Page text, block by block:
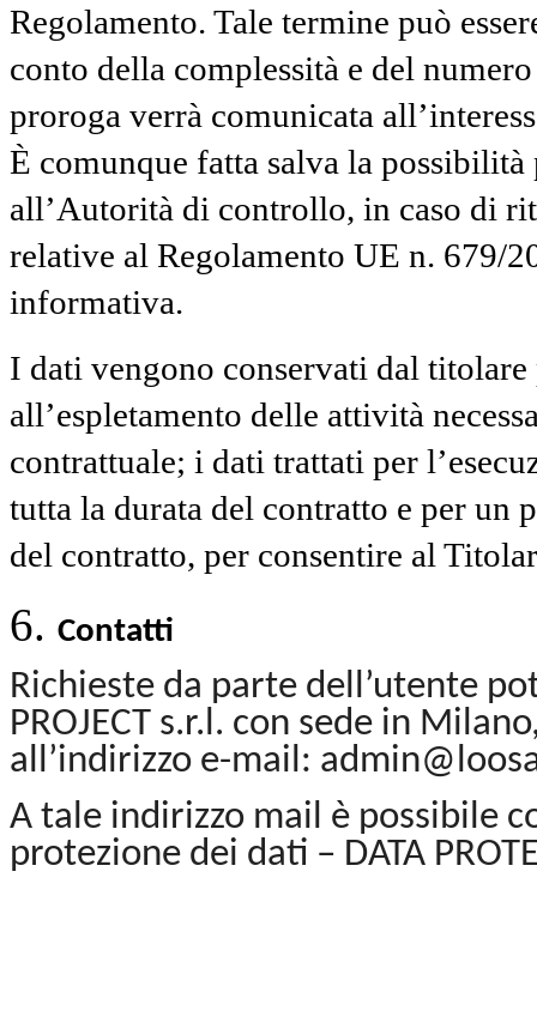
Regolamento. Tale termine può
conto della complessità e del
proroga verrà comunicata
È comunque fatta salva la
all’Autorità di controllo, in caso di
relative al Regolamento UE n. 679/
informativa.
I dati vengono conservati dal
all’espletamento delle attività
contrattuale; i dati trattati per
tutta la durata del contratto e per un
del contratto, per consentire al
Contatti
Richieste da parte dell’utente
PROJECT s.r.l. con sede in
all’indirizzo e-mail:
A tale indirizzo mail è possibile
protezione dei dati – DATA